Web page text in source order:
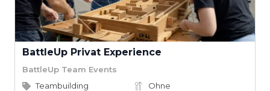
BattleUp Privat Experience
BattleUp Team Events
Teambuilding
Ohne